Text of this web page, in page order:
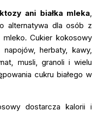
ani białka mleka
alternatywa dla osób z
mleko. Cukier kokosowy
herbaty, kawy,
musli, granoli i wielu
cukru białego w
dostarcza kalorii i